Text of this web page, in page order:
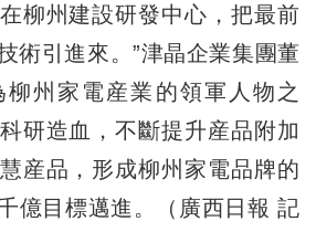
柳州建設研發中心，把最前
術引進來。”津晶企業集團董
州家電産業的領軍人物之
研造血，不斷提升産品附加
産品，形成柳州家電品牌的
億目標邁進。（廣西日報 記